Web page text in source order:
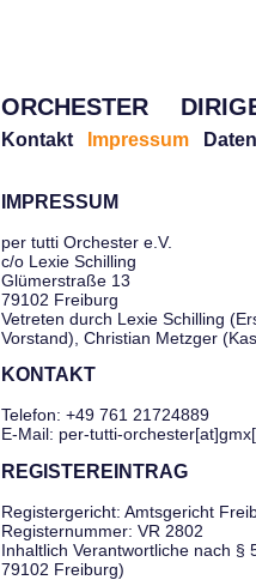
ORCHESTER
Kontakt Impressum
IMPRESSUM
per tutti Orchester e.V.
c/o Lexie Schilling
Glümerstraße 13
79102 Freiburg
Vetreten durch Lexie Schilling
Vorstand), Christian Metzger
KONTAKT
Telefon: +49 761 21724889
E-Mail: per-tutti-
REGISTEREINTRAG
Registergericht: Amtsgericht
Registernummer: VR 2802
Inhaltlich Verantwortliche nach §
79102 Freiburg)